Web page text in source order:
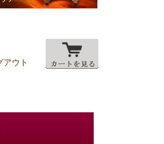
アウト